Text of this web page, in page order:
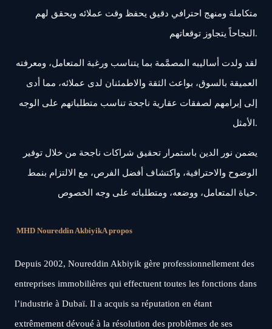
متكاملة ومنهج احترافي دقيق يحفظ وقت عملائه ويحقق لهم
النجاحاً يتجاوز توقعاتهم.
لقد ولدت أساليبه المصمَّمة بما يتناسب ورغبة المتعامل، ومعرفته
العميقة بالسوق، بواعث الثقة والاطمئنان لدى عملائه، مما أدى
إلى إبرامهم لصفقات عقارية ناجحة تناسب متطلباتهم على الوجه
الأمثل.
يضمن نور الدين باستمرار تحقيق شراكات ناجحة من خلال توفير
الوضوح والاحترافية، واكتشاف أفضل الفرص، مع الالتزام بنمط
حياة المتعامل، ووضعه، ومتطلباته على وجه الخصوص.
MHD Noureddin AkbiyikA propos
Depuis 2002, Noureddin Akbiyik gère professionnellement des
entreprises immobilières qui effectuent toutes les fonctions dans
l’industrie à Dubaï. Il a acquis sa réputation en étant
extrêmement dévoué à la résolution des problèmes de ses